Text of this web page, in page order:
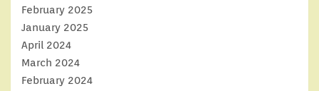
February 2025
January 2025
April 2024
March 2024
February 2024